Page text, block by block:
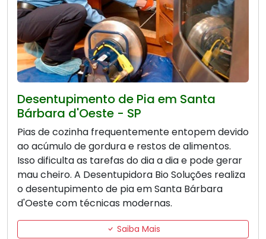
Desentupimento de Pia em Santa
Bárbara d'Oeste - SP
Pias de cozinha frequentemente entopem devido
ao acúmulo de gordura e restos de alimentos.
Isso dificulta as tarefas do dia a dia e pode gerar
mau cheiro. A Desentupidora Bio Soluções realiza
o desentupimento de pia em Santa Bárbara
d'Oeste com técnicas modernas.
Saiba Mais